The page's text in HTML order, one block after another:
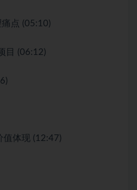
点 (05:10)
目 (06:12)
值体现 (12:47)